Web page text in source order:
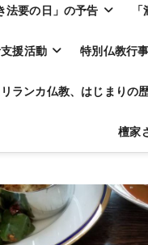
法要の日」の予告
援活動 特別仏教行
リランカ仏教、はじまりの
檀家